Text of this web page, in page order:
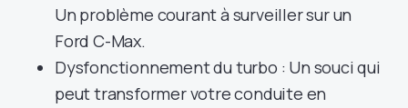
Un problème courant à surveiller sur un
Ford C-Max.
Dysfonctionnement du turbo : Un souci qui
peut transformer votre conduite en